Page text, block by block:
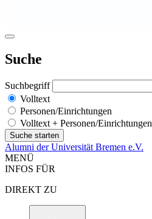
Suche
Suchbegriff
Volltext
Personen/Einrichtungen
Volltext + Personen/Einrichtungen
Alumni der Universität Bremen e.V.
MENÜ
INFOS FÜR
DIREKT ZU